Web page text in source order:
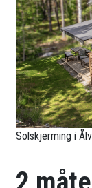
Solskjerming i